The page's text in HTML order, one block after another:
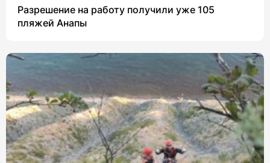
Разрешение на работу получили уже 105
пляжей Анапы